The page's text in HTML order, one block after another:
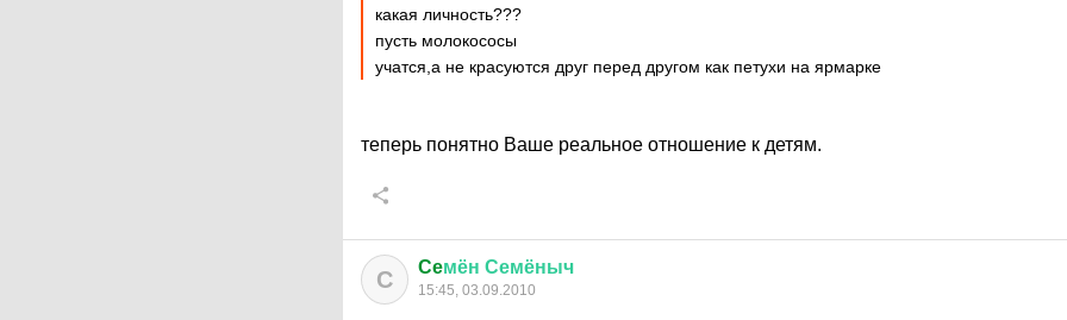
какая личность???
пусть молокососы
учатся,а не красуются друг перед другом как петухи на ярмарке
теперь понятно Ваше реальное отношение к детям.
C Ceмён Семёныч
15:45, 03.09.2010